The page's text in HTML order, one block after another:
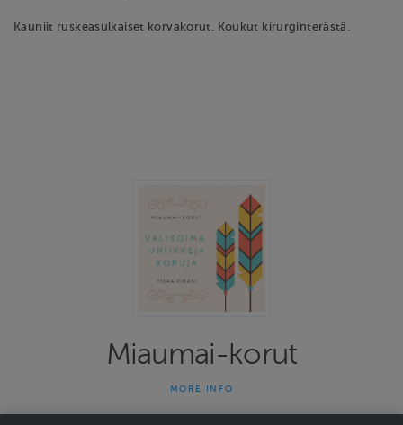
Kauniit ruskeasulkaiset korvakorut. Koukut kirurginterästä.
Miaumai-korut
koruja jo 13 vuotta. Kauniit ja persoonalliset korut herättävät
MORE INFO